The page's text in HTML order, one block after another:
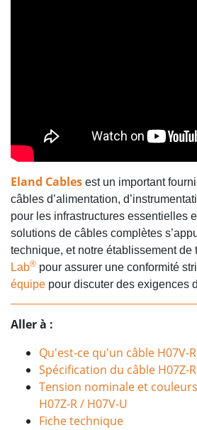
Eland Cables est un important
câbles d’alimentation,
pour les infrastructures essentielles
solutions de câbles complètes
technique, et notre établissement de
Lab® pour assurer une conformité
équipe pour discuter des exigences
Aller à :
Qu'est-ce qu'un câble H07V-
Spécification du câble H07Z-
Tension nominale et
H07Z-R / H07V-U
Fiche technique